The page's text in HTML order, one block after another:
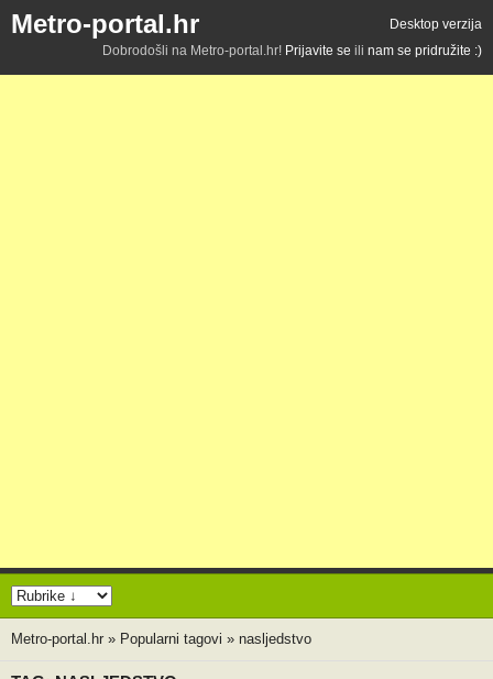
Metro-portal.hr
Desktop verzija
Dobrodošli na Metro-portal.hr! Prijavite se ili nam se pridružite :)
Metro-portal.hr » Popularni tagovi » nasljedstvo